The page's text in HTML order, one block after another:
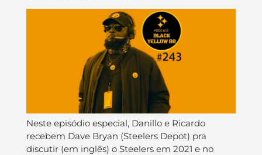
Neste episódio especial, Danillo e Ricardo
recebem Dave Bryan (Steelers Depot) pra
discutir (em inglês) o Steelers em 2021 e no